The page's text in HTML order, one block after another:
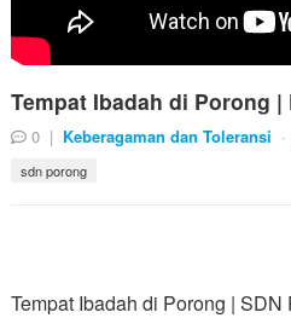
Tempat Ibadah di Porong |
0 | Keberagaman dan Toleransi ·
sdn porong
Tempat Ibadah di Porong | SDN